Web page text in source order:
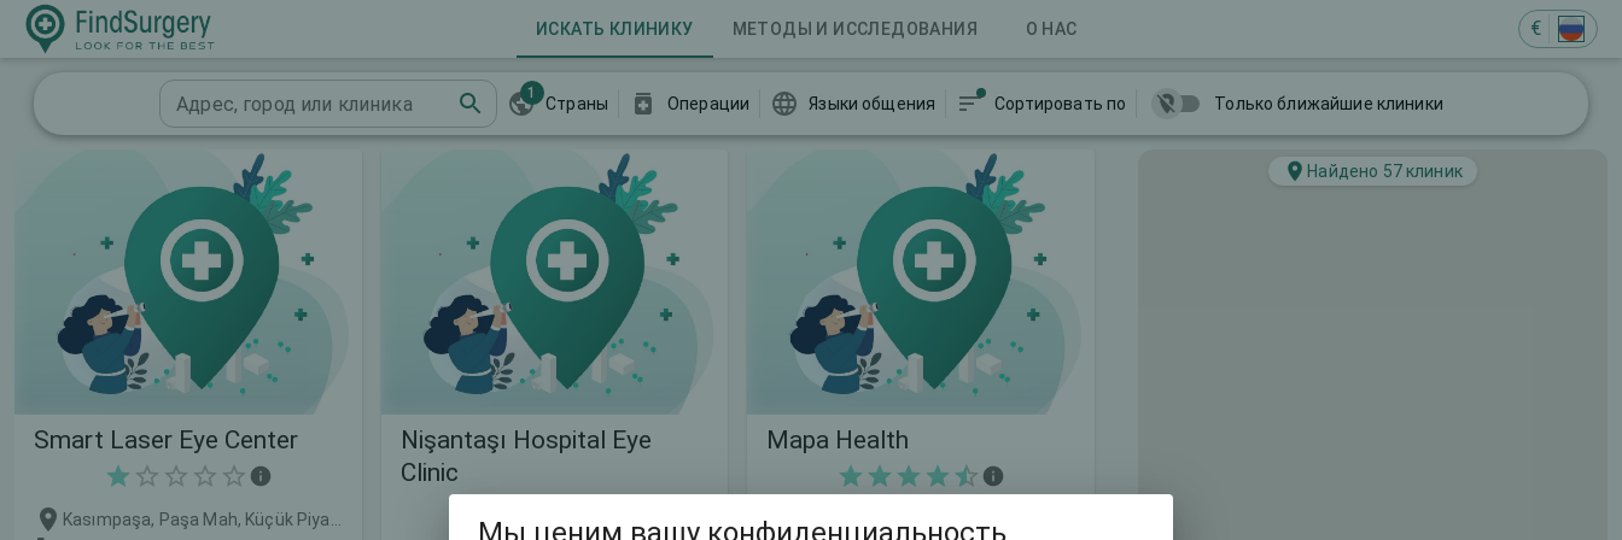
ИСКАТЬ КЛИНИКУ МЕТОДЫ И ИССЛЕДОВАНИЯ О НАС €
Адрес, город или клиника 1
Страны Операции Языки общения Сортировать по Только ближайшие клиники
Smart Laser Eye Center
Nişantaşı Hospital Eye
Clinic
Mapa Health
Найдено 57 клиник
Мы ценим вашу конфиденциальность